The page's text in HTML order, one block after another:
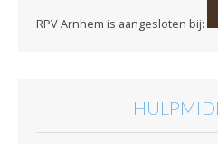
RPV Arnhem is aangesloten bij: